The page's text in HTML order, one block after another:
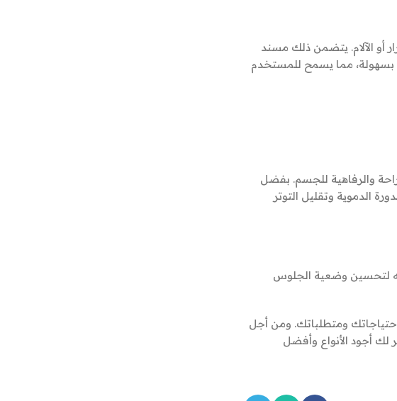
أو الآلام. يتضمن ذلك مسند
بسهولة، مما يسمح للمستخدم
والرفاهية للجسم. بفضل
الدموية وتقليل التوتر
لتحسين وضعية الجلوس
ومتطلباتك. ومن أجل
لك أجود الأنواع وأفضل